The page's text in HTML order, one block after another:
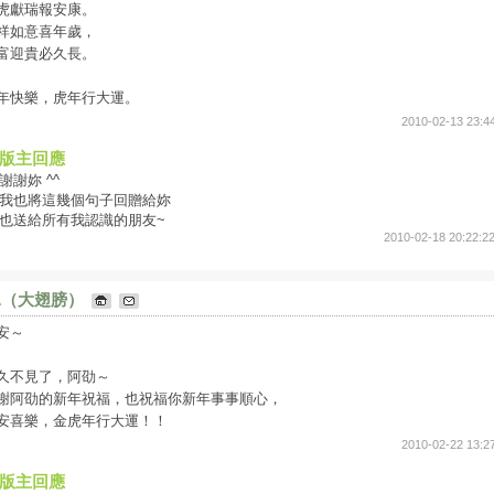
獻瑞報安康。
如意喜年歲，
迎貴必久長。
快樂，虎年行大運。
2010-02-13
版主回應
謝謝妳 ^^
我也將這幾個句子回贈給妳
也送給所有我認識的朋友~
2010-02-18 20:22:22
大翅膀）
～
不見了，阿劭～
阿劭的新年祝福，也祝福你新年事事順心，
喜樂，金虎年行大運！！
2010-02-22
版主回應